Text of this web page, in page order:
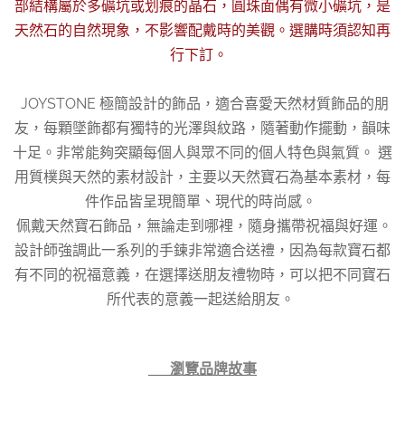
部結構屬於多礦坑或划痕的晶石，圓珠面偶有微小礦坑，是
天然石的自然現象，不影響配戴時的美觀。選購時須認知再
行下訂。
JOYSTONE 極簡設計的飾品，適合喜愛天然材質飾品的朋
友，每顆墜飾都有獨特的光澤與紋路，隨著動作擺動，韻味
十足。非常能夠突顯每個人與眾不同的個人特色與氣質。 選
用質樸與天然的素材設計，主要以天然寶石為基本素材，每
件作品皆呈現簡單、現代的時尚感。
佩戴天然寶石飾品，無論走到哪裡，隨身攜帶祝福與好運。
設計師強調此一系列的手鍊非常適合送禮，因為每款寶石都
有不同的祝福意義，在選擇送朋友禮物時，可以把不同寶石
所代表的意義一起送給朋友。
👉 瀏覽品牌故事